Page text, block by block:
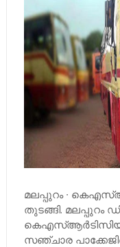
മലപ്പുറം ∙
തുടങ്ങി. മലപ്പുറം
സഞ്ചാര